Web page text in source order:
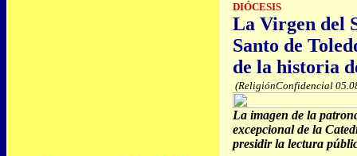
DIÓCESIS
La Virgen del
Santo de
de la historia
(ReligiónConfidencial
La imagen de la
excepcional de la
presidir la lectura